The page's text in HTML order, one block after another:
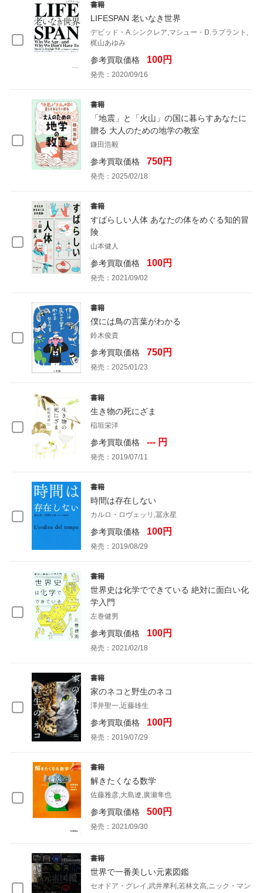
書籍
LIFESPAN 老いなき世界
デビッド・A.シンクレア,マシュー・D.ラプラント,
梶山あゆみ
参考買取価格 100円
発売：2020/09/16
書籍
「地震」と「火山」の国に暮らすあなたに
贈る 大人のための地学の教室
鎌田浩毅
参考買取価格 750円
発売：2025/02/18
書籍
すばらしい人体 あなたの体をめぐる知的冒
険
山本健人
参考買取価格 100円
発売：2021/09/02
書籍
僕には鳥の言葉がわかる
鈴木俊貴
参考買取価格 750円
発売：2025/01/23
書籍
生き物の死にざま
稲垣栄洋
参考買取価格 --- 円
発売：2019/07/11
書籍
時間は存在しない
カルロ・ロヴェッリ,冨永星
参考買取価格 100円
発売：2019/08/29
書籍
世界史は化学でできている 絶対に面白い化
学入門
左巻健男
参考買取価格 100円
発売：2021/02/18
書籍
家のネコと野生のネコ
澤井聖一,近藤雄生
参考買取価格 100円
発売：2019/07/29
書籍
解きたくなる数学
佐藤雅彦,大島遼,廣瀬隼也
参考買取価格 500円
発売：2021/09/30
書籍
世界で一番美しい元素図鑑
セオドア・グレイ,武井摩利,若林文高,ニック・マン